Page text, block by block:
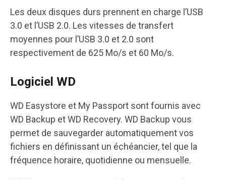
Les deux disques durs prennent en charge l’USB
3.0 et l’USB 2.0. Les vitesses de transfert
moyennes pour l’USB 3.0 et 2.0 sont
respectivement de 625 Mo/s et 60 Mo/s.
Logiciel WD
WD Easystore et My Passport sont fournis avec
WD Backup et WD Recovery. WD Backup vous
permet de sauvegarder automatiquement vos
fichiers en définissant un échéancier, tel que la
fréquence horaire, quotidienne ou mensuelle.